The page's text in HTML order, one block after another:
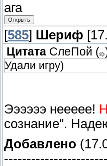
ага
[585] Шериф
Цитата СлеПoй (
Удали игру)
Ээээээ неееее!
сознание".
Добавлено